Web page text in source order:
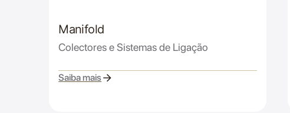
Manifold
Colectores e Sistemas de Ligação
Saiba mais